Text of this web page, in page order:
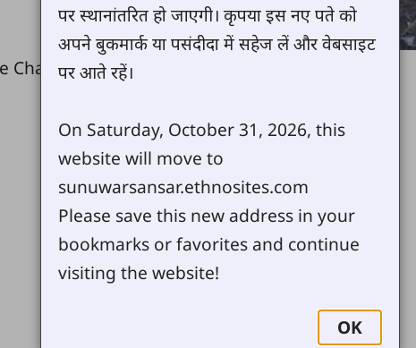
Chapnini?
पर स्थानांतरित हो जाएगी। कृपया इस नए पते को
अपने बुकमार्क या पसंदीदा में सहेज लें और वेबसाइट
पर आते रहें।
On Saturday, October 31, 2026, this
website will move to
sunuwarsansar.ethnosites.com
Please save this new address in your
bookmarks or favorites and continue
visiting the website!
OK